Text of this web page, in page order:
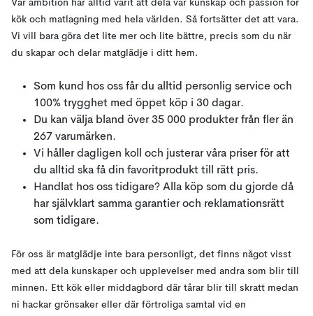
Vår ambition har alltid varit att dela vår kunskap och passion för
kök och matlagning med hela världen. Så fortsätter det att vara.
Vi vill bara göra det lite mer och lite bättre, precis som du när
du skapar och delar matglädje i ditt hem.
Som kund hos oss får du alltid personlig service och
100% trygghet med öppet köp i 30 dagar.
Du kan välja bland över 35 000 produkter från fler än
267 varumärken.
Vi håller dagligen koll och justerar våra priser för att
du alltid ska få din favoritprodukt till rätt pris.
Handlat hos oss tidigare? Alla köp som du gjorde då
har självklart samma garantier och reklamationsrätt
som tidigare.
För oss är matglädje inte bara personligt, det finns något visst
med att dela kunskaper och upplevelser med andra som blir till
minnen. Ett kök eller middagbord där tårar blir till skratt medan
ni hackar grönsaker eller där förtroliga samtal vid en